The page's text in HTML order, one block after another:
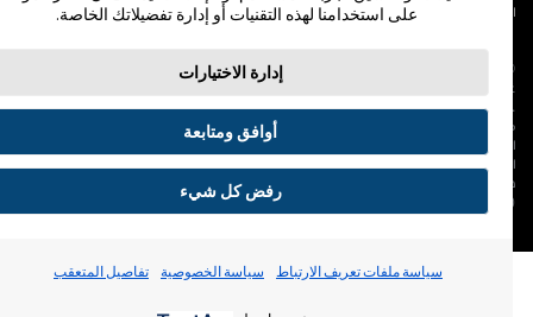
والأحكام سياسة الخصوصية
المجس، فري ستايل، وليبري، والعلامات التجارية ذات الصلة هي علامات لشركة أبوت
لا يجوز استخدام أي علامة تجارية أو الاسم التجاري أو المظهر التجاري لأبوت في هذا الموقع
دون الحصول على إذن كتابي مسبق من أبوت، إلا لتحديد منتج أو خدمات الشركة. هذا
والمعلومات التي تحتويه مقصودة لسكان دولة جمهورية مصر العربية فقط. إن
والبيانات الواردة صورية لأغراض توضيحية فقط. ولا تمثل مريضًا حقيقيًا أو بيانات
ADC-53188-
تفضيلات ملفات تعريف الارتباط
على استخدامنا لهذه التقنيات أو إدارة تفضيلاتك الخاصة.
إدارة الاختيارات
أوافق ومتابعة
رفض كل شيء
سياسة ملفات تعريف الارتباط سياسة الخصوصية تفاصيل المتعقب